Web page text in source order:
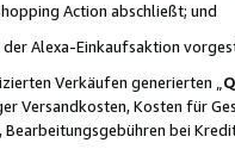
Action abschließt; und
Alexa-Einkaufsaktion
Verkäufen generierten „
Versandkosten, Kosten für
Bearbeitungsgebühren bei